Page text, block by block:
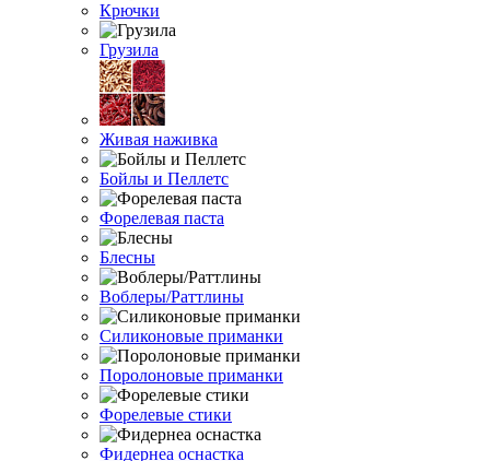
Крючки
Грузила
Живая наживка
Бойлы и Пеллетс
Форелевая паста
Блесны
Воблеры/Раттлины
Силиконовые приманки
Поролоновые приманки
Форелевые стики
Фидернеа оснастка